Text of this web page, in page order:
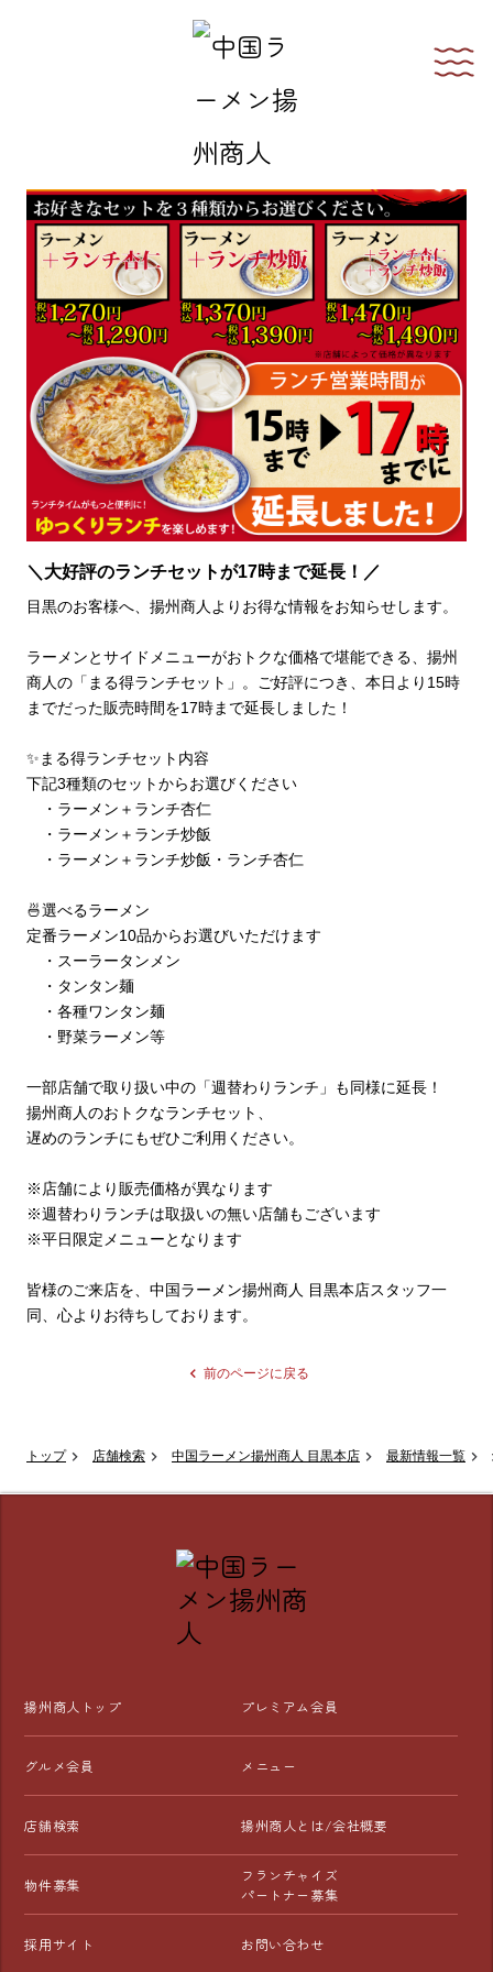
トップ 店舗検索 中国ラーメン揚州商人 目黒本店 最新情報一覧
＼大好評のランチセットが17時まで延長！／
目黒のお客様へ、揚州商人よりお得な情報をお知らせします。
ラーメンとサイドメニューがおトクな価格で堪能できる、揚州
商人の「まる得ランチセット」。ご好評につき、本日より15時
までだった販売時間を17時まで延長しました！
✨まる得ランチセット内容
下記3種類のセットからお選びください
・ラーメン＋ランチ杏仁
・ラーメン＋ランチ炒飯
・ラーメン＋ランチ炒飯・ランチ杏仁
🍜選べるラーメン
定番ラーメン10品からお選びいただけます
・スーラータンメン
・タンタン麺
・各種ワンタン麺
・野菜ラーメン等
一部店舗で取り扱い中の「週替わりランチ」も同様に延長！
揚州商人のおトクなランチセット、
遅めのランチにもぜひご利用ください。
※店舗により販売価格が異なります
※週替わりランチは取扱いの無い店舗もございます
※平日限定メニューとなります
皆様のご来店を、中国ラーメン揚州商人 目黒本店スタッフ一
同、心よりお待ちしております。
前のページに戻る
揚州商人トップ プレミアム会員
グルメ会員 メニュー
店舗検索 揚州商人とは/会社概要
物件募集
フランチャイズ
パートナー募集
採用サイト お問い合わせ